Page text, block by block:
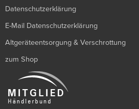
Datenschutzerklärung
E-Mail Datenschutzerklärung
Altgeräteentsorgung & Verschrottung
zum Shop